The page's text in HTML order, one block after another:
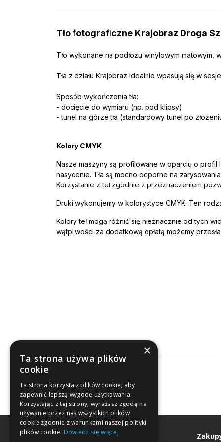
Tło fotograficzne Krajobraz Droga
Tło wykonane na podłożu winylowym matowym,
Tła z działu Krajobraz idealnie wpasują się w
Sposób wykończenia tła:
- docięcie do wymiaru (np. pod klipsy)
- tunel na górze tła (standardowy tunel po
Kolory CMYK
Nasze maszyny są profilowane w oparciu o
nasycenie. Tła są mocno odporne na
Korzystanie z teł zgodnie z przeznaczeniem
Druki wykonujemy w kolorystyce CMYK. Ten
Kolory teł mogą różnić się nieznacznie od tych
wątpliwości za dodatkową opłatą możemy
Moje konto
×
Ta strona używa plików
cookie
Ta strona korzysta z plików cookie, aby
zapewnić lepszą wygodę użytkowania.
Korzystając z tej strony, wyrażasz zgodę na
używanie przez nas wszystkich plików
cookie zgodnie z warunkami naszej polityki
plików cookie. Dowiedz się więcej